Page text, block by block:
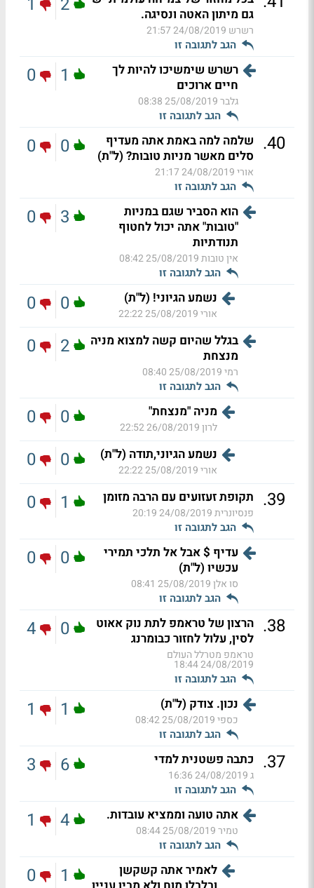
גם מיתון האטה ונסיגה.
רשרש 24/08/2019 21:57
הגב לתגובה זו
רשרש שימשיכו להיות לך
חיים ארוכים
גלבר25/08/2019 08:38
הגב לתגובה זו
1
0
40
. שלמה למה באמת אתה מעדיף
סלים מאשר מניות טובות? (ל"ת)
אורי24/08/2019 21:17
הגב לתגובה זו
0
0
הוא הסביר שגם במניות
"טובות" אתה יכול לחטוף
תנודתיות
אין טובות25/08/2019 08:42
הגב לתגובה זו
3
0
נשמע הגיוני! (ל"ת)
אורי25/08/2019 22:22
0
0
בגלל שהיום קשה למצוא מניה
מנצחת
רמי25/08/2019 08:40
הגב לתגובה זו
2
0
מניה "מנצחת"
לרון26/08/2019 22:52
0
0
נשמע הגיוני,תודה (ל"ת)
אורי25/08/2019 22:22
0
0
39
. תקופת זעזועים עם הרבה מזומן
פנסיונרית24/08/2019 20:19
הגב לתגובה זו
1
0
עדיף $ אבל אל תלכי תמירי
עכשיו (ל"ת)
סו אלן25/08/2019 08:41
הגב לתגובה זו
0
0
38
. הרצון של טראמפ לתת נוק אאוט
לסין, עלול לחזור כבומרנג
טראמפ מטרלל העולם
24/08/2019 18:44
הגב לתגובה זו
0
4
נכון. צודק (ל"ת)
כספי25/08/2019 08:42
הגב לתגובה זו
1
1
37
. כתבה פשטנית למדי
ג24/08/2019 16:36
הגב לתגובה זו
6
3
אתה טועה וממציא עובדות.
טמיר25/08/2019 08:44
הגב לתגובה זו
4
1
לאמיר אתה קשקשן
1
0